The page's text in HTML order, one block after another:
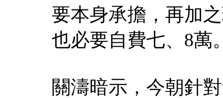
要本身承擔，再加
也必要自費七、8萬
關濤暗示，今朝針